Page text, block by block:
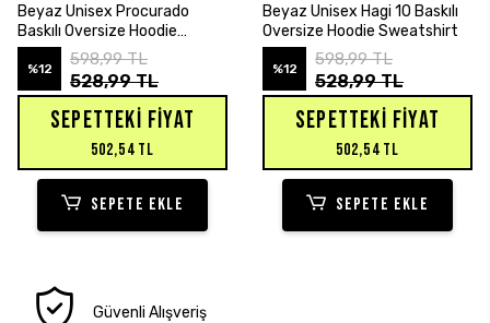
Beyaz Unisex Procurado
Baskılı Oversize Hoodie
Sweatshirt
%12
598,99 TL
528,99 TL
SEPETTEKI FIYAT
502,54 TL
SEPETE EKLE
Beyaz Unisex Hagi 10 Baskılı
Oversize Hoodie Sweatshirt
%12
598,99 TL
528,99 TL
SEPETTEKI FIYAT
502,54 TL
SEPETE EKLE
Güvenli Alışveriş